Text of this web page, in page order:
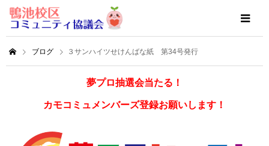
ブログ ３サンハイツせけんばな紙 第34号発行
夢プロ抽選会当たる！
カモコミュメンバーズ登録お願いします！